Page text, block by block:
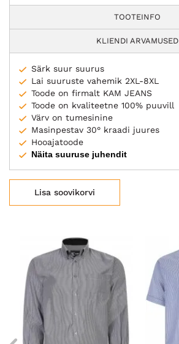
TOOTEINFO
KLIENDI ARVAMUSED
Särk suur suurus
Lai suuruste vahemik 2XL-8XL
Toode on firmalt KAM JEANS
Toode on kvaliteetne 100% puuvill
Värv on tumesinine
Masinpestav 30° kraadi juures
Hooajatoode
Näita suuruse juhendit
Lisa soovikorvi